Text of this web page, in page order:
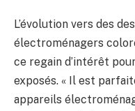
L’évolution vers des
électroménagers
ce regain d’intérêt
exposés. « Il est
appareils